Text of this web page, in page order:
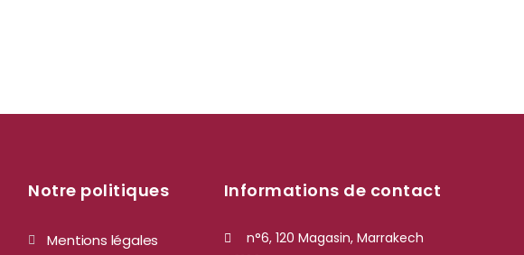
Notre politiques
Mentions légales
Informations de contact
n°6, 120 Magasin, Marrakech